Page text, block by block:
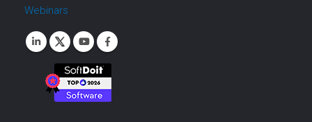
Webinars